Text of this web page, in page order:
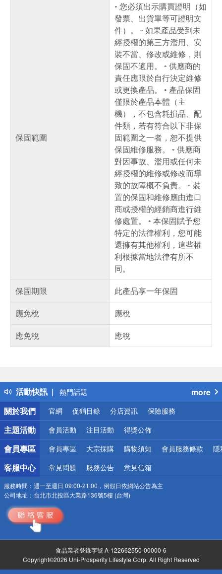
保固範圍
◦ 您必須出示購買證明（如
發票、出貨單等可證明文
件）。 ◦ 如果產品受到未
經授權的第三方濫用、安
裝不當、修改或維修，則
保固不適用。 ◦ 供應商的
責任應限於自行決定維修
或更換產品。 ◦ 產品保固
僅限於產品本體（主
機），不包含耗損品、配
件類，若有符合以下非保
固範圍之一者，恕不提供
保固維修服務。 ◦ 供應商
對因事故、濫用或任何未
經授權的維修或修改而導
致的故障概不負責。 ◦ 裝
置的保固和維修應由進口
商或授權的經銷商進行維
修處置。 ◦ 本保固賦予您
特定的法律權利，您可能
還擁有其他權利，這些權
利根據當地法律有所不
同。
保固期限
此產品享一年保固
應免稅
應稅
應免稅
應稅
活動快訊
得獎公告
熱門話題
銀行優惠
偏遠地區配送
詐騙網頁！請小心！
more
關於我們
官網 促銷目錄 分店資訊 保險服務
主題活動 會員活動 注目活動 得獎公佈
會員專區 會員專區 大宗採購 購物須知 會員服務條款 隱
客服中心 常見問題 服務公告 意見信箱
服務時間： 週一至週日 09:00-21:00，例假日依網站公告為主
公司地址： 台北市北投區大業路136號5樓 (台灣)
食品業者登錄字號 A-122662550-00000-6
Copyright©2026 Uni-Prosperity Lifestyle Corp. All Right Reserved